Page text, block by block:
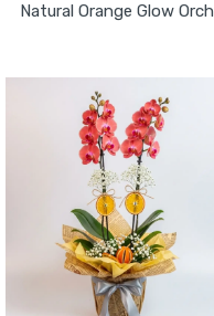
Natural Orange Glow